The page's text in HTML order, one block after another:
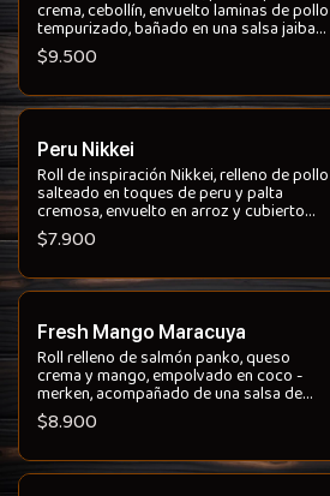
crema, cebollín, envuelto laminas de pollo
tempurizado, bañado en una salsa jaiba
parmesana, toques de vino blanco.
$9.500
Peru Nikkei
Roll de inspiración Nikkei, relleno de pollo
salteado en toques de peru y palta
cremosa, envuelto en arroz y cubierto
con ciboulette fresco. Bañado en salsa
pollera que aporta intensidad y carácter,
para un contraste perfecto de texturas.
personalidad, donde el picor suave del ají
amarillo se une con el umami del pollo al
más puro estilo STONEY.
$7.900
Fresh Mango Maracuya
Roll relleno de salmón panko, queso
crema y mango, empolvado en coco -
merken, acompañado de una salsa de
$8.900